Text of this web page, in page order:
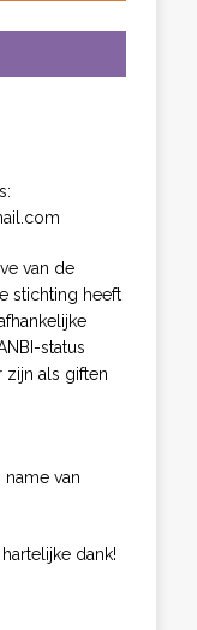
van de
stichting heeft
status
zijn als giften
van
dank!